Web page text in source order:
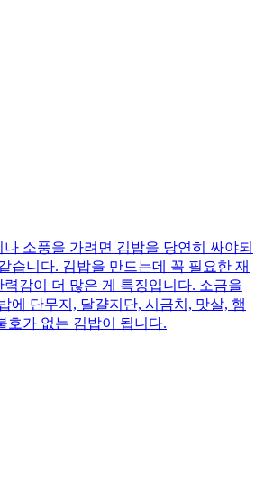
소풍을 가려면 김밥을 당연히 싸야되
습니다. 김밥을 만드는데 꼭 필요한 재
감이 더 많은 게 특징입니다. 소금을
에 단무지, 달걀지단, 시금치, 맛살, 햄
호가 없는 김밥이 됩니다.